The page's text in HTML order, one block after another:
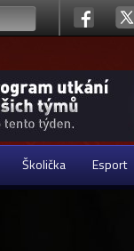
Školička Esport